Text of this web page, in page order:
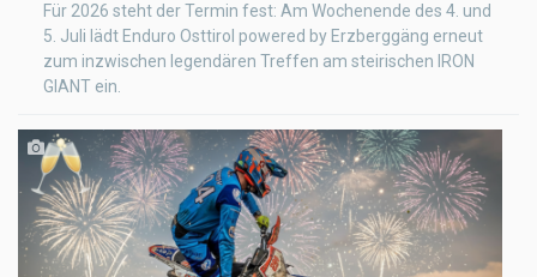
Für 2026 steht der Termin fest: Am Wochenende des 4. und
5. Juli lädt Enduro Osttirol powered by Erzberggäng erneut
zum inzwischen legendären Treffen am steirischen IRON
GIANT ein.